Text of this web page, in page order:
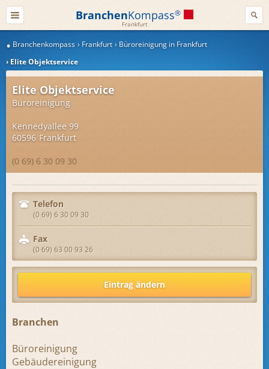
BranchenKompass®
Frankfurt
Branchenkompass Frankfurt
Büroreinigung in Frankfurt
Elite Objektservice
Elite Objektservice
Büroreinigung
Kennedyallee 99
60596 Frankfurt
(0 69) 6 30 09 30
Telefon
(0 69) 6 30 09 30
Fax
(0 69) 63 00 93 26
Eintrag ändern
Branchen
Büroreinigung
Gebäudereinigung